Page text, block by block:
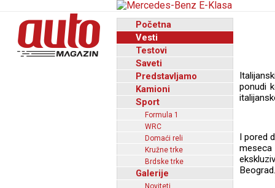
Početna
Vesti
Testovi
Saveti
Predstavljamo
Kamioni
Sport
Formula 1
WRC
Domaći reli
Kružne trke
Brdske trke
Galerije
Noviteti
ponudi
I pored
Beograd.